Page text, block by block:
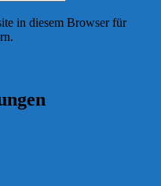
in diesem Browser für